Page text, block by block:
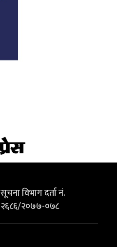
सूचना विभाग दर्ता नं.
२६८६/२०७७-०७८